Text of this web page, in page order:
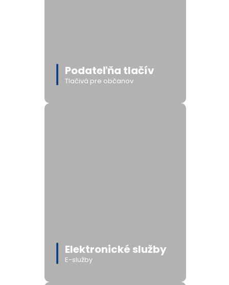
Podateľňa tlačív
Tlačivá pre občanov
Elektronické služby
E-služby